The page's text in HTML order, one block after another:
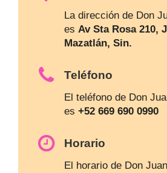
La dirección de Don
es Av Sta Rosa 210,
Mazatlán, Sin.
Teléfono
El teléfono de Don
es +52 669 690 0990
Horario
El horario de Don